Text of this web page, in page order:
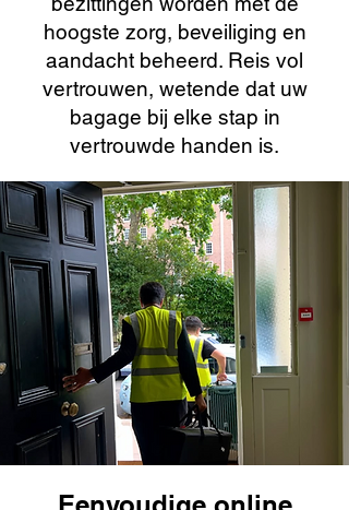
hoogste zorg, beveiliging en
aandacht beheerd. Reis vol
vertrouwen, wetende dat uw
bagage bij elke stap in
vertrouwde handen is.